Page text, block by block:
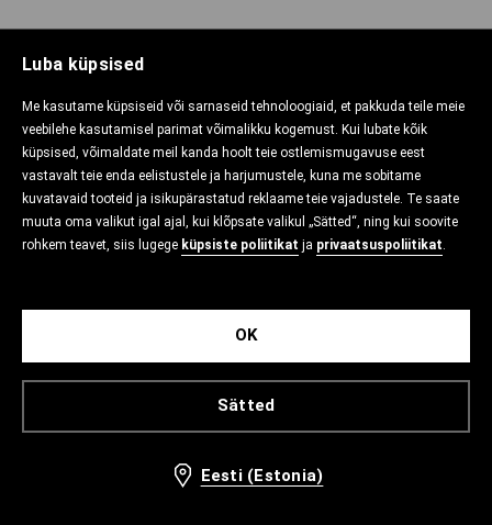
Luba küpsised
Me kasutame küpsiseid või sarnaseid tehnoloogiaid, et pakkuda teile meie
veebilehe kasutamisel parimat võimalikku kogemust. Kui lubate kõik
küpsised, võimaldate meil kanda hoolt teie ostlemismugavuse eest
vastavalt teie enda eelistustele ja harjumustele, kuna me sobitame
kuvatavaid tooteid ja isikupärastatud reklaame teie vajadustele. Te saate
muuta oma valikut igal ajal, kui klõpsate valikul „Sätted“, ning kui soovite
rohkem teavet, siis lugege küpsiste poliitikat ja privaatsuspoliitikat.
Sätted
OK
Eesti (Estonia)